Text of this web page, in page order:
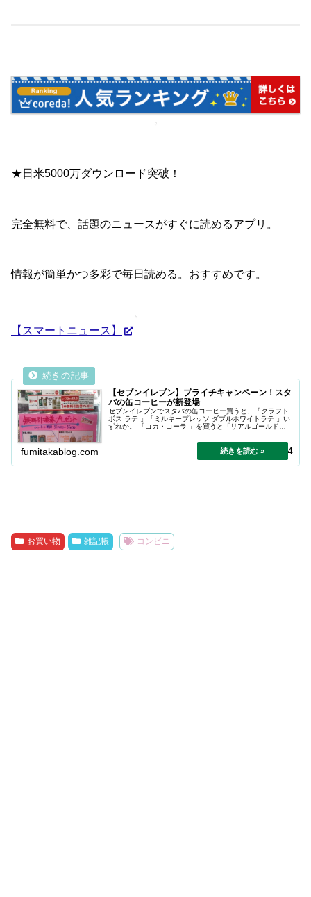
★日米5000万ダウンロード突破！
完全無料で、話題のニュースがすぐに読めるアプリ。
情報が簡単かつ多彩で毎日読める。おすすめです。
【スマートニュース】
【セブンイレブン】プライチキャンペーン！スタ
バの缶コーヒーが新登場
セブンイレブンでスタバの缶コーヒー買うと、「クラフト
ボス ラテ 」「ミルキープレッソ ダブルホワイトラテ 」い
ずれか。 「コカ・コーラ 」を買うと「リアルゴールドＸ
fumitakablog.com 2025.04.24
お買い物 雑記帳 コンビニ